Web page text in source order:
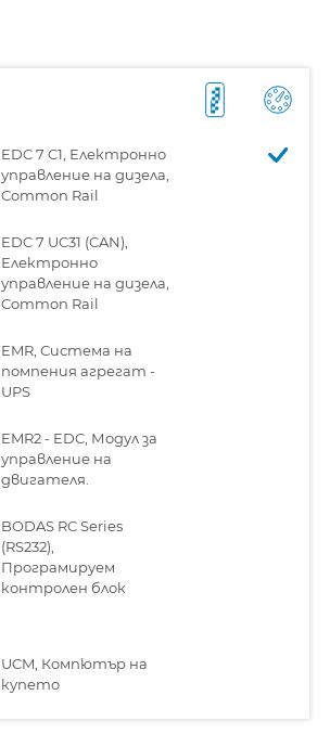
EDC 7 C1, Електронно
управление на дизела,
Common Rail
EDC 7 UC31 (CAN),
Електронно
управление на дизела,
Common Rail
EMR, Система на
помпения агрегат -
UPS
EMR2 - EDC, Модул за
управление на
двигателя.
BODAS RC Series
(RS232),
Програмируем
контролен блок
UCM, Компютър на
купето